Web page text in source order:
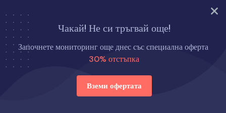
Опитайте сега
Чакай! Не си тръгвай още!
Започнете мониторинг още днес със специална оферта
30% отстъпка
Вземи офертата
Начало
Eyezy Алтернативи
Преглед на софтуера за мониторинг Family Orbit: Това ли е
подходящото приложение, за да ги предпазите?